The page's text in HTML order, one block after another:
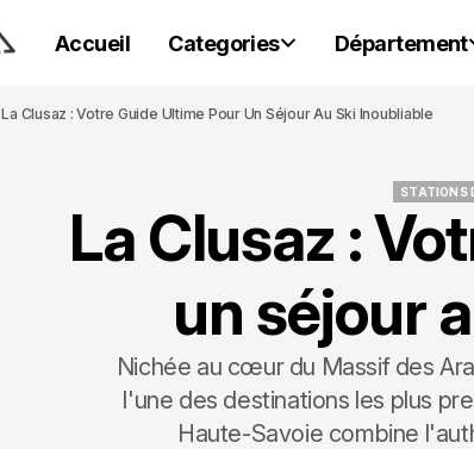
Accueil Categories Département
La Clusaz : Votre Guide Ultime Pour Un Séjour Au Ski Inoubliable
STATIONS
STATIONS
La Clusaz :
un séjour
Nichée au cœur du Massif des
l'une des destinations les plus
Haute-Savoie combine